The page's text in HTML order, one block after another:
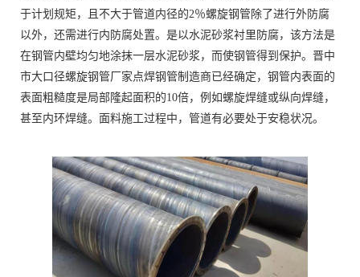
于计划规矩，且不大于管道内径的2％螺旋钢管除了进行外防腐
以外，还需进行内防腐处置。是以水泥砂浆衬里防腐，该方法是
在钢管内壁均匀地涂抹一层水泥砂浆，而使钢管得到保护。晋中
市大口径螺旋钢管厂家点焊钢管制造商已经确定，钢管内表面的
表面粗糙度是局部隆起面积的10倍，例如螺旋焊缝或纵向焊缝，
甚至内环焊缝。面料施工过程中，管道有必要处于安稳状况。